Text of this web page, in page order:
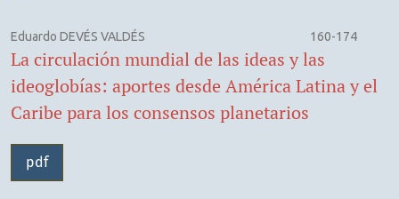
Eduardo DEVÉS VALDÉS 160-174
La circulación mundial de las ideas y las
ideoglobías: aportes desde América Latina y el
Caribe para los consensos planetarios
pdf